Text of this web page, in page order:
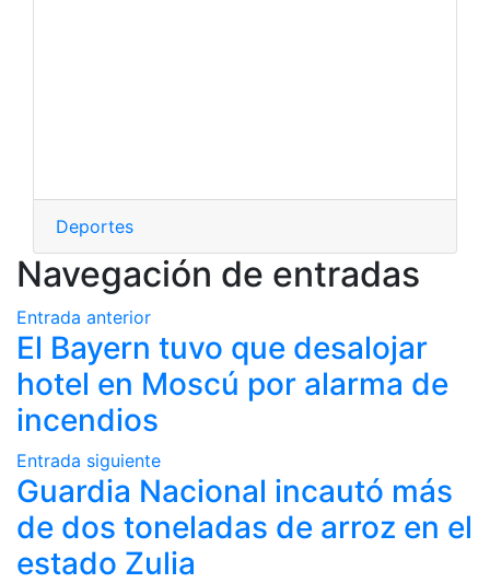
Deportes
Navegación de entradas
Entrada anterior
El Bayern tuvo que desalojar
hotel en Moscú por alarma de
incendios
Entrada siguiente
Guardia Nacional incautó más
de dos toneladas de arroz en el
estado Zulia